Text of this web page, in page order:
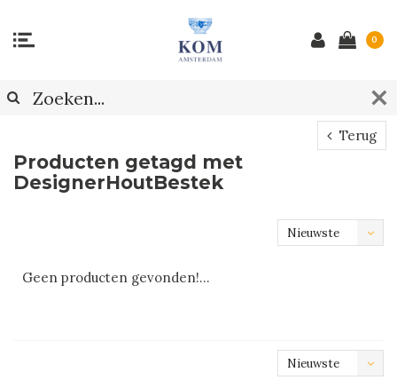
0
Terug
Producten getagd met
DesignerHoutBestek
Nieuwste
Geen producten gevonden!...
Nieuwste